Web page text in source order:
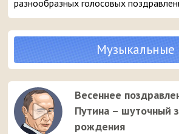
разнообразных голосовых
Ярослава, чтобы вы могли с выдумкой
Днём рождения вашего друга,
знакомого мальчика с таким именем.
красивое аудио поздравление и в 3
Музыкальные
Весеннее
Путина – шуточный
рождения